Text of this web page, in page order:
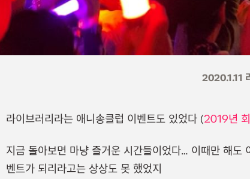
2020.1.11
라이브러리라는 애니송클럽 이벤트도 있었다 (2019년
지금 돌아보면 마냥 즐거운 시간들이었다… 이때만 해도
벤트가 되리라고는 상상도 못 했었지